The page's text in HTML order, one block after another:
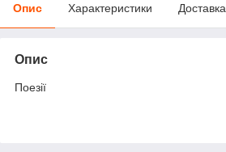
Опис Характеристики Доставка
Опис
Поезії